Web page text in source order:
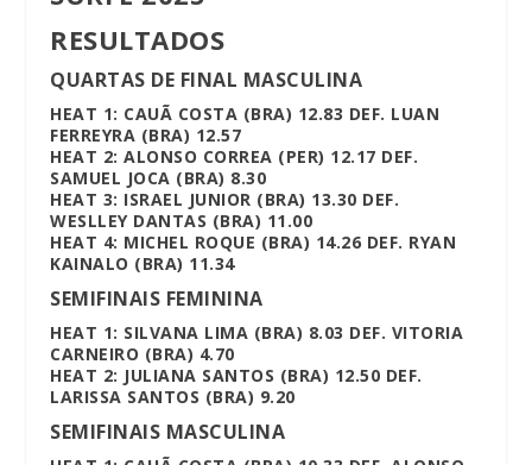
RESULTADOS
QUARTAS DE FINAL MASCULINA
HEAT 1: CAUÃ COSTA (BRA) 12.83 DEF. LUAN
FERREYRA (BRA) 12.57
HEAT 2: ALONSO CORREA (PER) 12.17 DEF.
SAMUEL JOCA (BRA) 8.30
HEAT 3: ISRAEL JUNIOR (BRA) 13.30 DEF.
WESLLEY DANTAS (BRA) 11.00
HEAT 4: MICHEL ROQUE (BRA) 14.26 DEF. RYAN
KAINALO (BRA) 11.34
SEMIFINAIS FEMININA
HEAT 1: SILVANA LIMA (BRA) 8.03 DEF. VITORIA
CARNEIRO (BRA) 4.70
HEAT 2: JULIANA SANTOS (BRA) 12.50 DEF.
LARISSA SANTOS (BRA) 9.20
SEMIFINAIS MASCULINA